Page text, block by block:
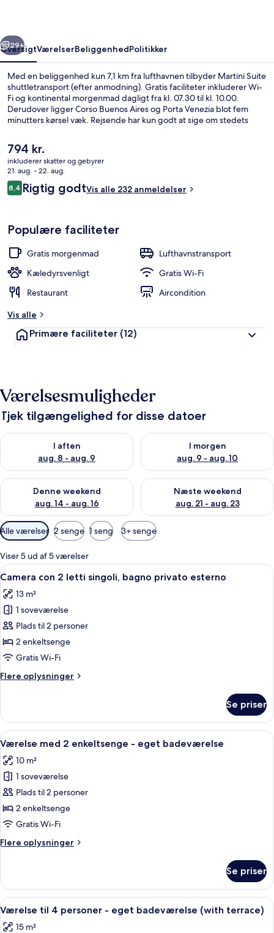
Næste
29+
OversigtVærelserBeliggenhedPolitikker
Med en beliggenhed kun 7,1 km fra lufthavnen tilbyder Martini Suite
shuttletransport (efter anmodning). Gratis faciliteter inkluderer Wi-
Fi og kontinental morgenmad dagligt fra kl. 07.30 til kl. 10.00.
Derudover ligger Corso Buenos Aires og Porta Venezia blot fem
minutters kørsel væk. Rejsende har kun godt at sige om stedets
væk: Stazione Lambrate M2 Sporvognsstation ligger 8 minutter væk
og Lambrate FS Station ligger 8 minutter derfra.
Den
nuværende
pris
er
794 kr.
794 kr.
inkluderer skatter og gebyrer
21. aug. - 22. aug.
Anmeldelser
8,48,4 ud af 10.
Rigtig godtVis alle 232 anmeldelser
Populære faciliteter
Gratis morgenmad
Lufthavnstransport
Kæledyrsvenligt
Gratis Wi-Fi
Restaurant
Aircondition
Vis alle
Primære faciliteter (12)
Værelsesmuligheder
Tjek tilgængelighed for disse datoer
I aften
aug. 8 - aug. 9
Tjek tilgængelighed for i aften aug. 8 - aug. 9
I morgen
aug. 9 - aug. 10
Tjek tilgængelighed for i
Denne weekend
aug. 14 - aug. 16
Tjek tilgængelighed for denne weekend aug. 14 - aug. 16
Næste weekend
aug. 21 - aug. 23
Tjek tilgængelighed for næste
Tilgængelige
filtre
for
værelser
Alle værelser 2 senge 1 seng 3+ senge
Viser 5 ud af 5 værelser
Indlæs
alle
billeder
af
Camera
con
2
singoli,
esterno
Et moderne hotelværelse med en
5
Camera con 2 letti singoli, bagno privato esterno
13 m²
1 soveværelse
Plads til 2 personer
2 enkeltsenge
Gratis Wi-Fi
Flere oplysninger
Flere
con
letti
bagno
privato
esterno
Se priser
Indlæs
alle
billeder
af
Værelse
med
2
-
Et moderne hotelværelse med en
5
Værelse med 2 enkeltsenge - eget badeværelse
10 m²
1 soveværelse
Plads til 2 personer
2 enkeltsenge
Gratis Wi-Fi
Flere oplysninger
Flere
med
enkeltsenge
eget
Se priser
Indlæs
alle
Et moderne hotelværelse med en
4
Værelse til 4 personer - eget badeværelse (with terrace)
15 m²